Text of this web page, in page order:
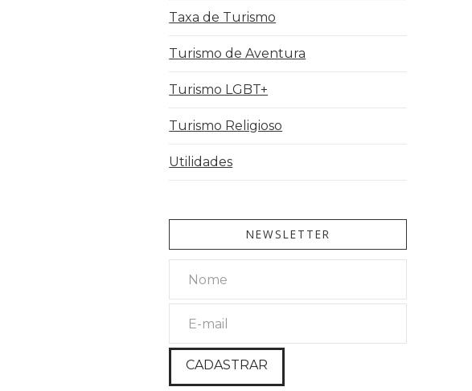
Taxa de Turismo
Turismo de Aventura
Turismo LGBT+
Turismo Religioso
Utilidades
NEWSLETTER